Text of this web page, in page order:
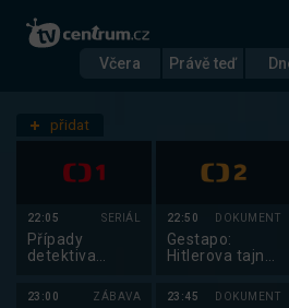
Včera Právě teď
Nastavení stanic
přidat
22:05 SERIÁL
Případy
detektiva
23:00 ZÁBAVA
22:50 DOKUMENT
Gestapo:
Hitlerova tajná
23:45 DOKUMENT